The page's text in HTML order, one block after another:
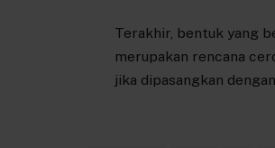
Terakhir, bentuk yang
merupakan rencana
jika dipasangkan